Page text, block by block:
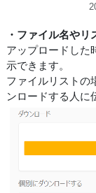
・ファイル名や
アップロードした
示できます。
ファイルリストの
ンロードする人に